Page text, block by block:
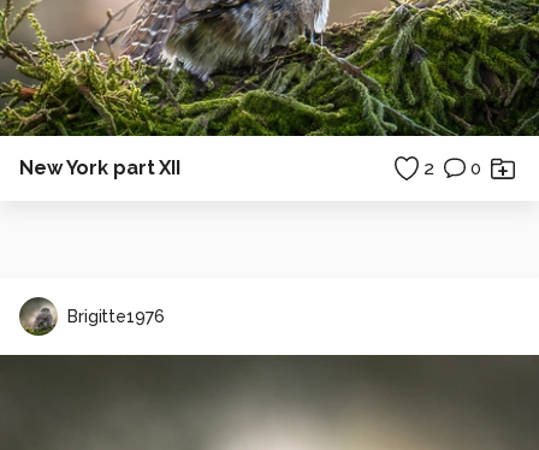
New York part XII 2 0
Brigitte1976